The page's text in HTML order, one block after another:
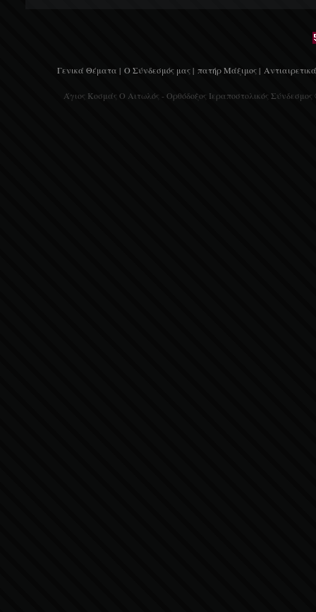
Γενικά Θέματα | Ο Σύνδεσμός μας | πατήρ Μάξιμος |
Άγιος Κοσμάς Ο Αιτωλός - Ορθόδοξος Ιεραποστολικός